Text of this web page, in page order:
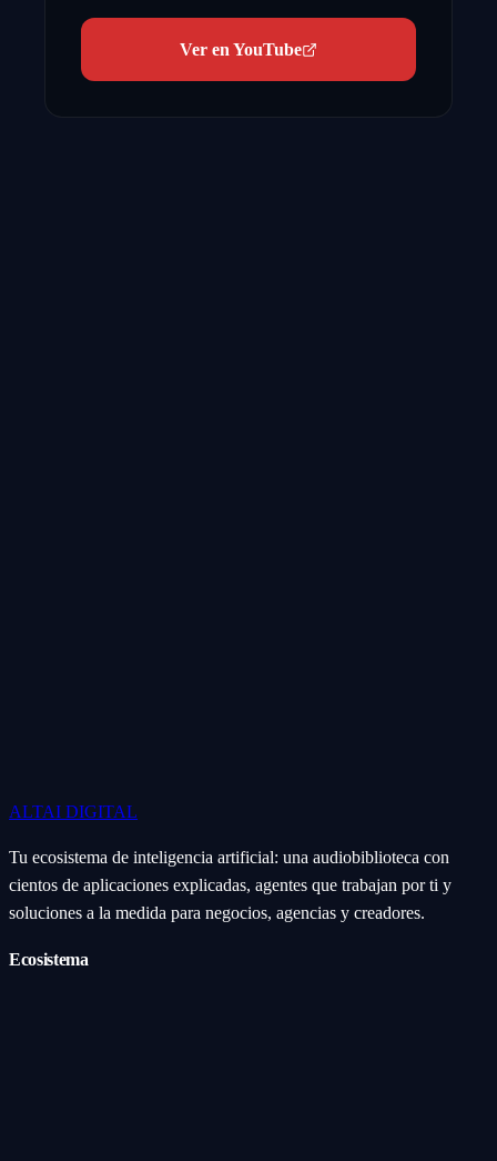
Ver en YouTube
ALTAI DIGITAL
Tu ecosistema de inteligencia artificial: una audiobiblioteca con
cientos de aplicaciones explicadas, agentes que trabajan por ti y
soluciones a la medida para negocios, agencias y creadores.
Ecosistema